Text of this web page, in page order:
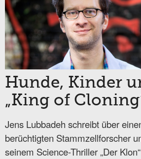
Hunde, Kinder
„King of
Jens Lubbadeh schreibt über
berüchtigten Stammzellforscher
seinem Science-Thriller „Der Klon“